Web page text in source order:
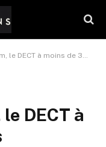
DECT à moins de 30 Euros
DECT à